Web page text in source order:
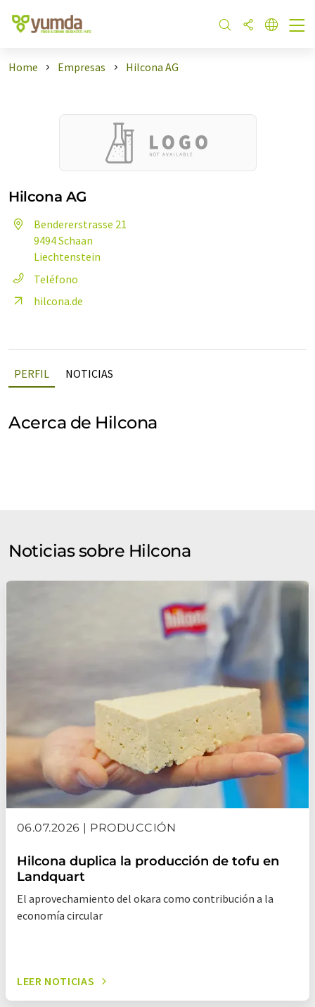
Home Empresas Hilcona AG
Hilcona AG
Bendererstrasse 21
9494 Schaan
Liechtenstein
Teléfono
hilcona.de
PERFIL NOTICIAS
Acerca de Hilcona
Noticias sobre Hilcona
06.07.2026 | PRODUCCIÓN
Hilcona duplica la producción de tofu en
Landquart
El aprovechamiento del okara como contribución a la
economía circular
LEER NOTICIAS